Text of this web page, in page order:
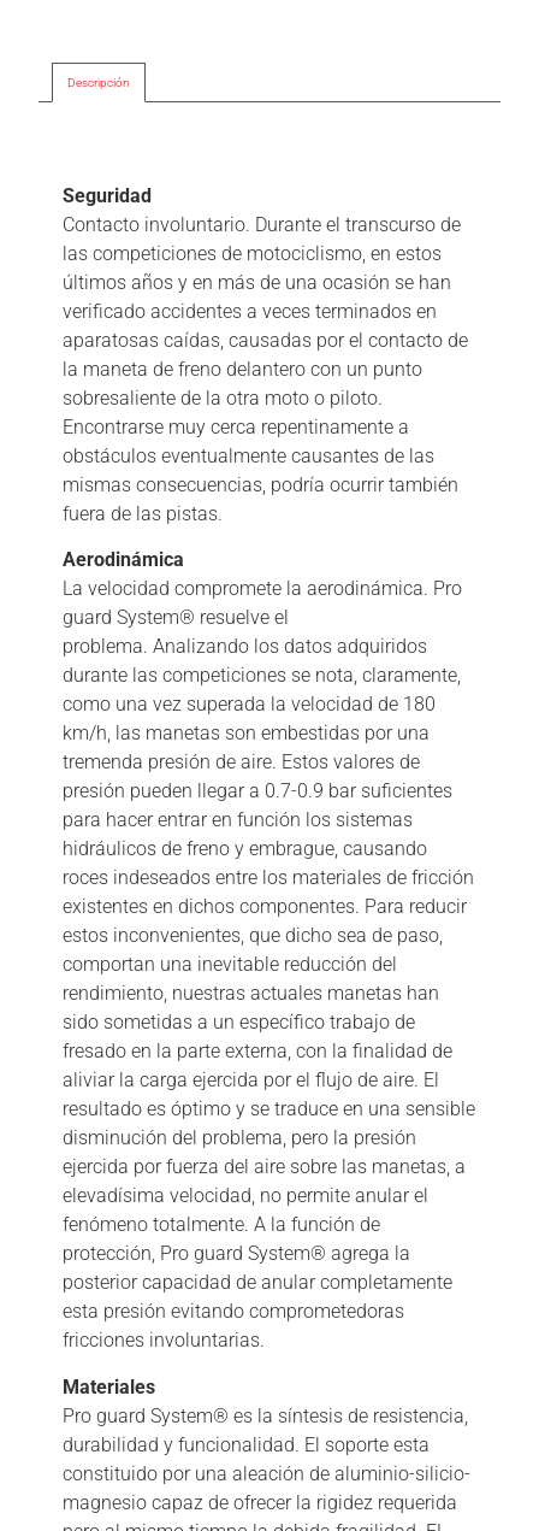
Descripción
Seguridad
Contacto involuntario. Durante el transcurso de
las competiciones de motociclismo, en estos
últimos años y en más de una ocasión se han
verificado accidentes a veces terminados en
aparatosas caídas, causadas por el contacto de
la maneta de freno delantero con un punto
sobresaliente de la otra moto o piloto.
Encontrarse muy cerca repentinamente a
obstáculos eventualmente causantes de las
mismas consecuencias, podría ocurrir también
fuera de las pistas.
Aerodinámica
La velocidad compromete la aerodinámica. Pro
guard System® resuelve el
problema. Analizando los datos adquiridos
durante las competiciones se nota, claramente,
como una vez superada la velocidad de 180
km/h, las manetas son embestidas por una
tremenda presión de aire. Estos valores de
presión pueden llegar a 0.7-0.9 bar suficientes
para hacer entrar en función los sistemas
hidráulicos de freno y embrague, causando
roces indeseados entre los materiales de fricción
existentes en dichos componentes. Para reducir
estos inconvenientes, que dicho sea de paso,
comportan una inevitable reducción del
rendimiento, nuestras actuales manetas han
sido sometidas a un específico trabajo de
fresado en la parte externa, con la finalidad de
aliviar la carga ejercida por el flujo de aire. El
resultado es óptimo y se traduce en una sensible
disminución del problema, pero la presión
ejercida por fuerza del aire sobre las manetas, a
elevadísima velocidad, no permite anular el
fenómeno totalmente. A la función de
protección, Pro guard System® agrega la
posterior capacidad de anular completamente
esta presión evitando comprometedoras
fricciones involuntarias.
Materiales
Pro guard System® es la síntesis de resistencia,
durabilidad y funcionalidad. El soporte esta
constituido por una aleación de aluminio-silicio-
magnesio capaz de ofrecer la rigidez requerida